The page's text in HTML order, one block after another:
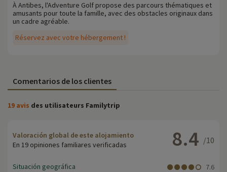
Réservez avec votre hébergement !
À Antibes, l'Adventure Golf propose des parcours thématiques et
amusants pour toute la famille, avec des obstacles originaux dans
un cadre agréable.
Comentarios de los clientes
19 avis des utilisateurs Familytrip
Valoración global de este alojamiento
En 19 opiniones familiares verificadas
8.4 /10
Situación geográfica
7.6